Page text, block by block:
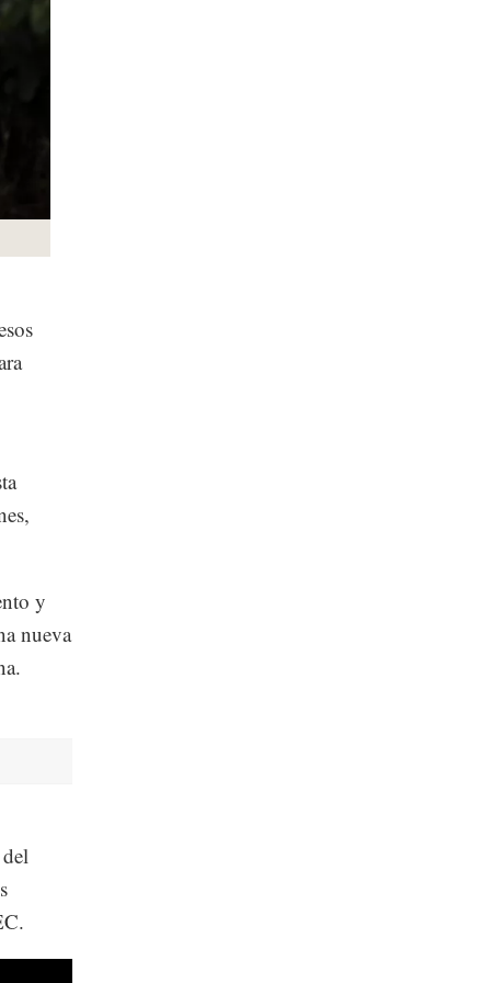
y
nueva